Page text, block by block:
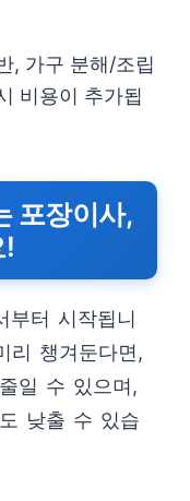
, 가구 분해/조립
비용이 추가됩
포장이사,
!
부터 시작됩니
리 챙겨둔다면,
일 수 있으며,
낮출 수 있습